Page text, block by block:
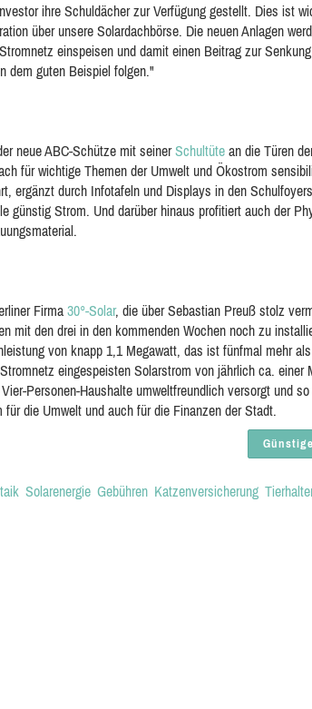
ihre Schuldächer zur Verfügung gestellt. Dies ist
über unsere Solardachbörse. Die neuen Anlagen
einspeisen und damit einen Beitrag zur
dem guten Beispiel folgen."
neue ABC-Schütze mit seinerSchultüte an die Türen
für wichtige Themen der Umwelt und Ökostrom
ergänzt durch Infotafeln und Displays in den
günstig Strom. Und darüber hinaus profitiert auch der
Firma 30°-Solar, die über Sebastian Preuß stolz
mit den drei in den kommenden Wochen noch zu
von knapp 1,1 Megawatt, das ist fünfmal mehr
eingespeisten Solarstrom von jährlich ca. einer
Personen-Haushalte umweltfreundlich versorgt und
die Umwelt und auch für die Finanzen der Stadt.
Solarenergie Gebühren Katzenversicherung